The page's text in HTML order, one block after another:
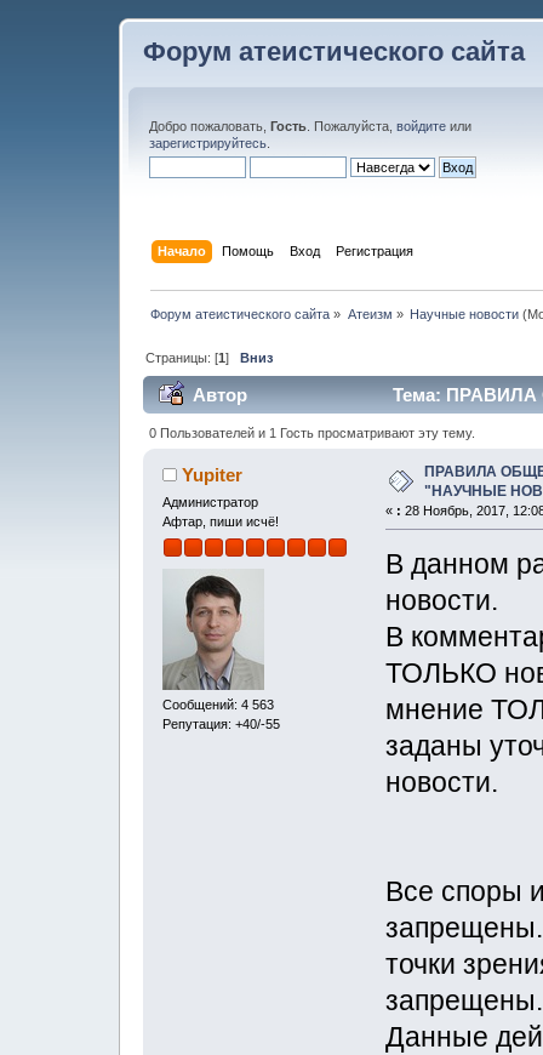
Форум атеистического сайта
Добро пожаловать, Гость . Пожалуйста, войдите или
зарегистрируйтесь
Начало Помощь Вход Регистрация
Форум атеистического сайта » Атеизм » Научные новости
Страницы: [1]Вниз
Автор
Тема:
(Прочитано 25210 раз)
0 Пользователей и 1 Гость просматривают эту тему.
Yupiter
Администратор
Афтар, пиши исчё!
Сообщений: 4 563
Репутация: +40/-55
ПРАВИЛА
"НАУЧНЫЕ
« : 28 Ноябрь, 2017,
В данном
новости.
В
ТОЛЬКО
мнение
заданы
новости.
Все споры
точки
запрещены.
Данные